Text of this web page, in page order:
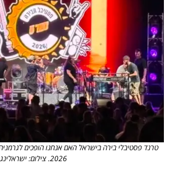
טרנד פסטיבלי בירה בישראל האם אנחנו הופכים
2026. צילום: ישראלינג